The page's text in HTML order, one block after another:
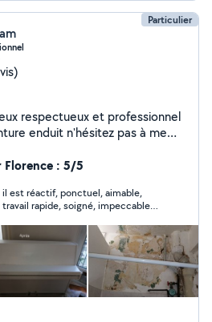
Particulier
respectueux et professionnel
enduit n'hésitez pas à me
Florence : 5/5
est réactif, ponctuel, aimable,
rapide, soigné, impeccable !